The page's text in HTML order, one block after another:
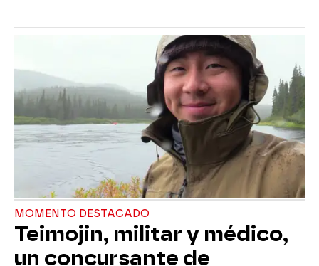
MOMENTO DESTACADO
Teimojin, militar y médico,
un concursante de